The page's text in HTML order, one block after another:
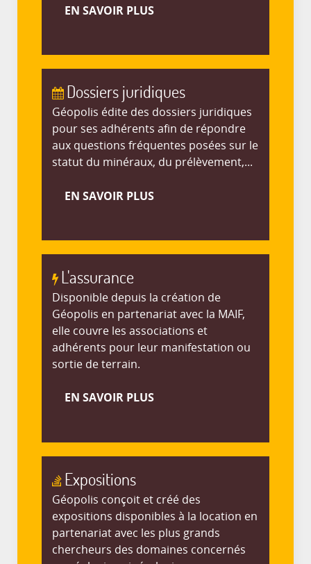
EN SAVOIR PLUS
Dossiers juridiques
Géopolis édite des dossiers juridiques
pour ses adhérents afin de répondre
aux questions fréquentes posées sur le
statut du minéraux, du prélèvement,...
EN SAVOIR PLUS
L'assurance
Disponible depuis la création de
Géopolis en partenariat avec la MAIF,
elle couvre les associations et
adhérents pour leur manifestation ou
sortie de terrain.
EN SAVOIR PLUS
Expositions
Géopolis conçoit et créé des
expositions disponibles à la location en
partenariat avec les plus grands
chercheurs des domaines concernés